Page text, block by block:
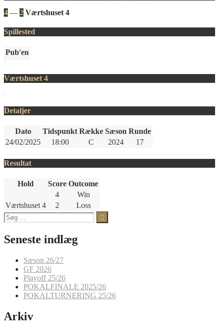
4 — 2 Værtshuset 4
Spillested
Pub'en
Værtshuset 4
Detaljer
Dato Tidspunkt Række Sæson Runde
24/02/2025
18:00 C 2024 17
Resultat
Hold Score Outcome
4
Win
Værtshuset 4
2
Loss
Søg
efter:
Seneste indlæg
Sæson 26/27
GF 2026
Playoff 25/26
POKALFINALE 2025/26
POKALTURNERING 25/26
Arkiv